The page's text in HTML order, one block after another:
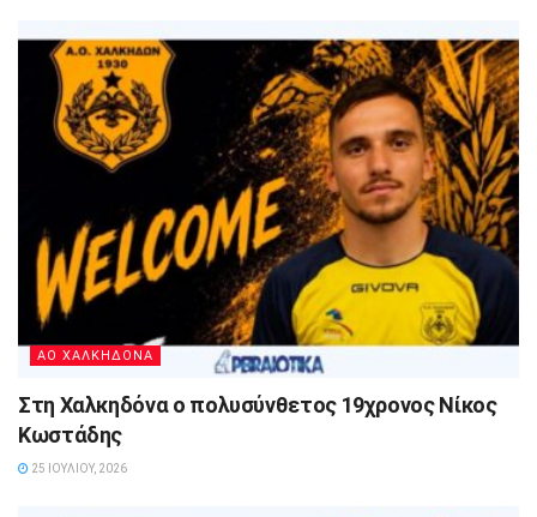
ΑΟ ΧΑΛΚΗΔΟΝΑ
Στη Χαλκηδόνα ο πολυσύνθετος 19χρονος Νίκος
Κωστάδης
25 ΙΟΥΛΊΟΥ, 2026